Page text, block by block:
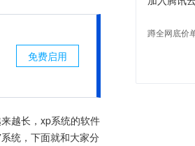
免费启用
越长，xp系统的软件
统，下面就和大家分
蹲全网底价